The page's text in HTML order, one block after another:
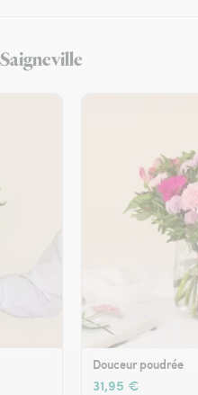
Douceur poudrée
31,95 €